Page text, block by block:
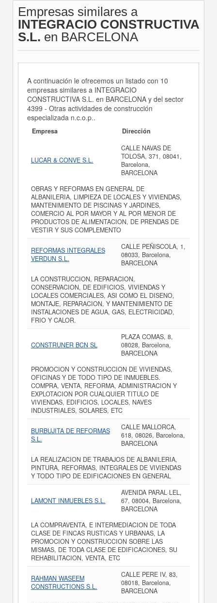
Empresas similares a
INTEGRACIO CONSTRUCTIVA
S.L. en BARCELONA
A continuación le ofrecemos un listado con 10
empresas similares a INTEGRACIO
CONSTRUCTIVA S.L. en BARCELONA y del sector
4399 - Otras actividades de construcción
especializada n.c.o.p..
Empresa Dirección
LUCAR & CONVE S.L.
CALLE NAVAS DE
TOLOSA, 371, 08041,
Barcelona,
BARCELONA
OBRAS Y REFORMAS EN GENERAL DE
ALBANILERIA, LIMPIEZA DE LOCALES Y VIVIENDAS,
MANTENIMIENTO DE PISCINAS Y JARDINES,
COMERCIO AL POR MAYOR Y AL POR MENOR DE
PRODUCTOS DE ALIMENTACION, DE PRENDAS DE
VESTIR Y SUS COMPLEMENTO
REFORMAS INTEGRALES
VERDUN S.L.
CALLE PEÑISCOLA, 1,
08033, Barcelona,
BARCELONA
LA CONSTRUCCION, REPARACION,
CONSERVACION, DE EDIFICIOS, VIVIENDAS Y
LOCALES COMERCIALES, ASI COMO EL DISENO,
MONTAJE, REPARACION, Y MANTENIMIENTO DE
INSTALACIONES DE AGUA, GAS, ELECTRICIDAD,
FRIO Y CALOR.
CONSTRUNER BCN SL
PLAZA COMAS, 8,
08028, Barcelona,
BARCELONA
PROMOCION Y CONSTRUCCION DE VIVIENDAS,
OFICINAS Y DE TODO TIPO DE INMUEBLES.
COMPRA, VENTA, REFORMA, ADMINISTRACION Y
EXPLOTACION POR CUALQUIER TITULO DE
VIVIENDAS, EDIFICIOS, LOCALES, NAVES
INDUSTRIALES, SOLARES, ETC
BURBUJITA DE REFORMAS
S.L.
CALLE MALLORCA,
618, 08026, Barcelona,
BARCELONA
LA REALIZACION DE TRABAJOS DE ALBANILERIA,
PINTURA, REFORMAS, INTEGRALES DE VIVIENDAS
Y TODO TIPO DE EDIFICACIONES EN GENERAL
LAMONT INMUEBLES S.L.
AVENIDA PARAL·LEL,
67, 08004, Barcelona,
BARCELONA
LA COMPRAVENTA, E INTERMEDIACION DE TODA
CLASE DE FINCAS RUSTICAS Y URBANAS, LA
PROMOCION Y CONSTRUCCION SOBRE LAS
MISMAS, DE TODA CLASE DE EDIFICACIONES, SU
REHABILITACION, VENTA, ETC
RAHMAN WASEEM
CONSTRUCTIONS S.L.
CALLE PERE IV, 83,
08018, Barcelona,
BARCELONA